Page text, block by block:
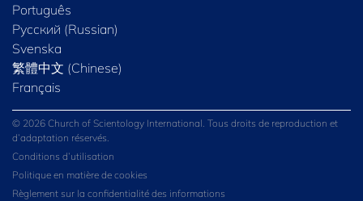
Português
Русский (Russian)
Svenska
繁體中文 (Chinese)
Français
© 2026 Church of Scientology International. Tous droits de reproduction et
d’adaptation réservés.
Conditions d’utilisation
Politique en matière de cookies
Règlement sur la confidentialité des informations